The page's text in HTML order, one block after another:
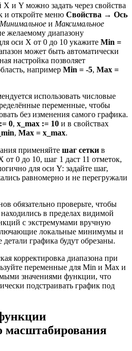
и Y можно задать через свойства
и откройте меню Свойства → Ось
Минимальное и Максимальное
желаемому диапазону
оси X от 0 до 10 укажите Min =
может быть автоматически
настройка позволяет
например Min = -5, Max =
использовать числовые
переменные, чтобы
без изменения самого графика.
0, x_max := 10 и в свойствах
, Max = x_max.
применяйте шаг сетки в
от 0 до 10, шаг 1 даст 11 отметок,
для оси Y: задайте шаг,
равномерно и не перегружали
обязательно проверьте, чтобы
в пределах видимой
с экстремумами вручную
локальные минимумы и
графика будут обрезаны.
корректировка диапазона при
переменные для Min и Max и
значениями функции, что
подстраивать график под
масштабирования